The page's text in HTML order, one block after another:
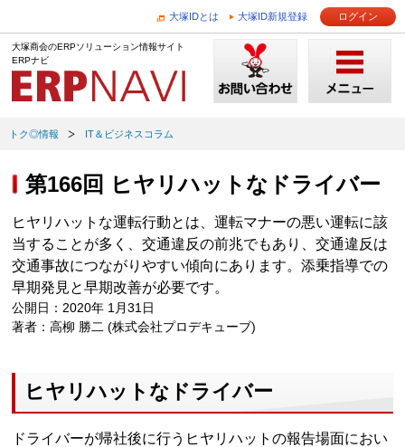
大塚IDとは 大塚ID新規登録 ログイン
大塚商会のERPソリューション情報サイト
ERPナビ
トク◎情報 IT＆ビジネスコラム
第166回 ヒヤリハットなドライバー
ヒヤリハットな運転行動とは、運転マナーの悪い運転に該
当することが多く、交通違反の前兆でもあり、交通違反は
交通事故につながりやすい傾向にあります。添乗指導での
早期発見と早期改善が必要です。
公開日：2020年 1月31日
著者：高柳 勝二 (株式会社プロデキューブ)
ヒヤリハットなドライバー
ドライバーが帰社後に行うヒヤリハットの報告場面におい